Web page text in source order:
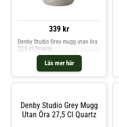
339 kr
Läs mer här
Denby Studio Grey mugg utan öra
27,5 cl Granite
Denby Studio Grey Mugg
Utan Öra 27,5 Cl Quartz